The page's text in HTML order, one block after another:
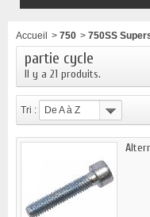
Accueil > 750 > 750SS
partie cycle
Il y a 21 produits.
Tri : De A à Z